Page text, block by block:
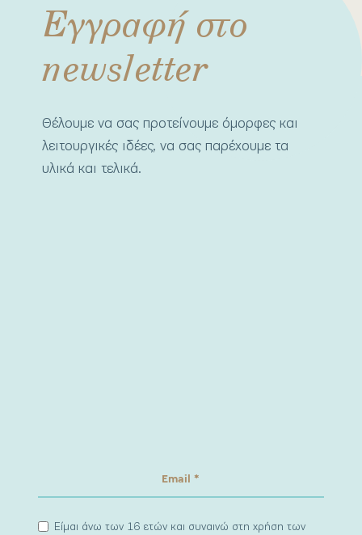
Εγγραφή στο
newsletter
Θέλουμε να σας προτείνουμε όμορφες και
λειτουργικές ιδέες, να σας παρέχουμε τα
υλικά και τελικά.
Είμαι άνω των 16 ετών και συναινώ στη χρήση των